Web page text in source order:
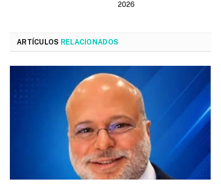
2026
ARTÍCULOS RELACIONADOS